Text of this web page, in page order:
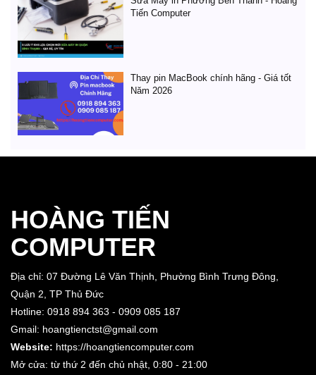
Tiến Computer
Thay pin MacBook chính hãng - Giá tốt
Năm 2026
HOÀNG TIẾN
COMPUTER
Địa chỉ: 07 Đường Lê Văn Thịnh, Phường Bình Trưng Đông,
Quận 2, TP Thủ Đức
Hotline: 0918 894 363 - 0909 085 187
Gmail: hoangtienctst@gmail.com
Website: https://hoangtiencomputer.com
Mở cửa: từ thứ 2 đến chủ nhật, 0:80 - 21:00